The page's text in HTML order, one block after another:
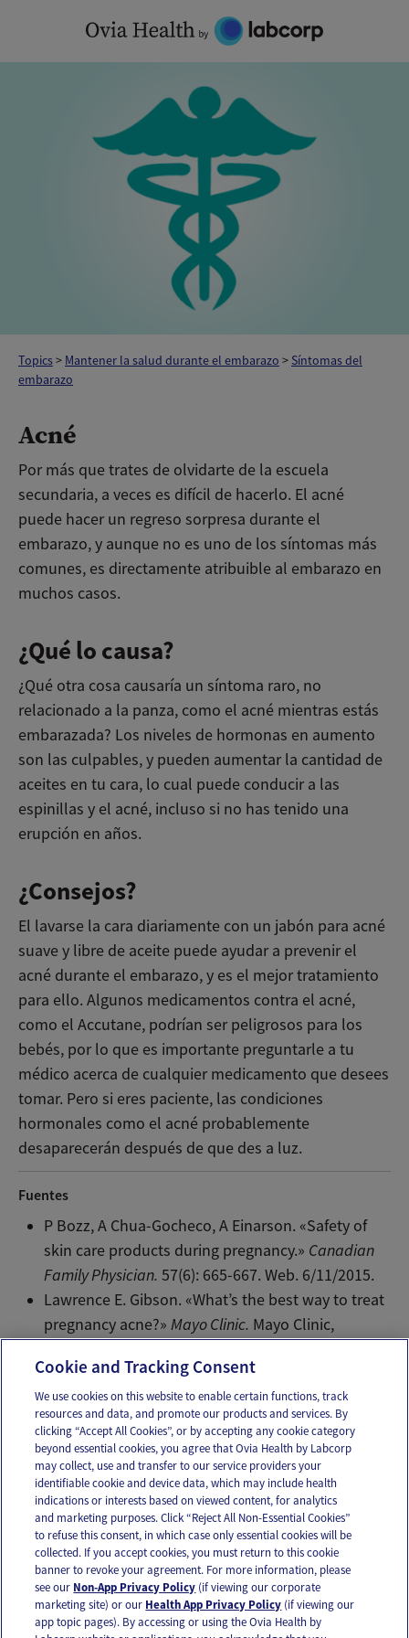
content
Topics> Mantener la salud durante el embarazo > Síntomas del
embarazo
Acné
Por más que trates de olvidarte de la escuela
secundaria, a veces es difícil de hacerlo. El acné
puede hacer un regreso sorpresa durante el
embarazo, y aunque no es uno de los síntomas más
comunes, es directamente atribuible al embarazo en
muchos casos.
¿Qué lo causa?
¿Qué otra cosa causaría un síntoma raro, no
relacionado a la panza, como el acné mientras estás
embarazada? Los niveles de hormonas en aumento
son las culpables, y pueden aumentar la cantidad de
aceites en tu cara, lo cual puede conducir a las
espinillas y el acné, incluso si no has tenido una
erupción en años.
¿Consejos?
El lavarse la cara diariamente con un jabón para acné
suave y libre de aceite puede ayudar a prevenir el
acné durante el embarazo, y es el mejor tratamiento
para ello. Algunos medicamentos contra el acné,
como el Accutane, podrían ser peligrosos para los
bebés, por lo que es importante preguntarle a tu
médico acerca de cualquier medicamento que desees
tomar. Pero si eres paciente, las condiciones
hormonales como el acné probablemente
desaparecerán después de que des a luz.
Fuentes
P Bozz, A Chua-Gocheco, A Einarson. «Safety of
skin care products during pregnancy.» Canadian
Family Physician. 57(6): 665-667. Web. 6/11/2015.
Lawrence E. Gibson. «What’s the best way to treat
pregnancy acne?»Mayo Clinic. Mayo Clinic,
Email Text
OUR APPS
FOLLOW US
Cookie and Tracking Consent
We use cookies on this website to enable certain functions, track
resources and data, and promote our products and services. By
clicking “Accept All Cookies”, or by accepting any cookie category
beyond essential cookies, you agree that Ovia Health by Labcorp
may collect, use and transfer to our service providers your
identifiable cookie and device data, which may include health
indications or interests based on viewed content, for analytics
and marketing purposes. Click “Reject All Non-Essential Cookies”
to refuse this consent, in which case only essential cookies will be
collected. If you accept cookies, you must return to this cookie
banner to revoke your agreement. For more information, please
see our Non-App Privacy Policy (if viewing our corporate
marketing site) or our Health App Privacy Policy (if viewing our
app topic pages). By accessing or using the Ovia Health by